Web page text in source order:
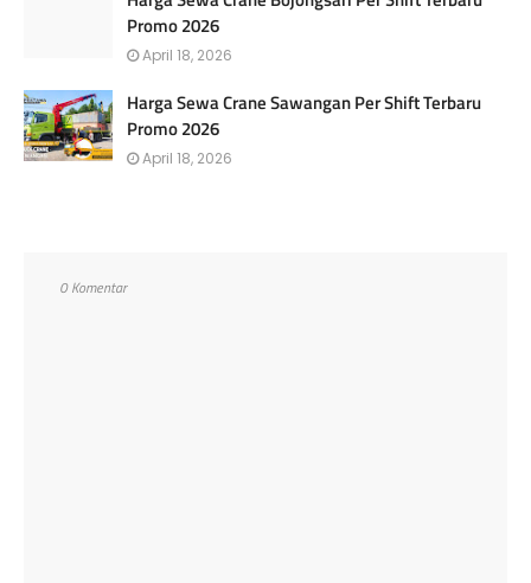
Promo 2026
April 18, 2026
Harga Sewa Crane Sawangan Per Shift Terbaru
Promo 2026
April 18, 2026
0 Komentar